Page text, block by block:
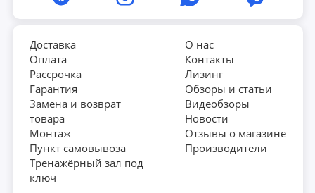
выезда? Давайте разбираться.
Ключевые категории товаров для
активного отдыха
Все товары для активного отдыха можно
Доставка
Оплата
Рассрочка
Гарантия
Замена и возврат
товара
Монтаж
Пункт самовывоза
Тренажёрный зал под
ключ
О нас
Контакты
Лизинг
Обзоры и статьи
Видеобзоры
Новости
Отзывы о магазине
Производители